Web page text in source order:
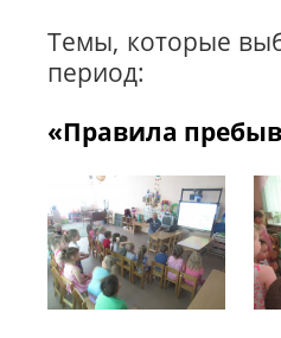
Темы, которые
период:
«Правила